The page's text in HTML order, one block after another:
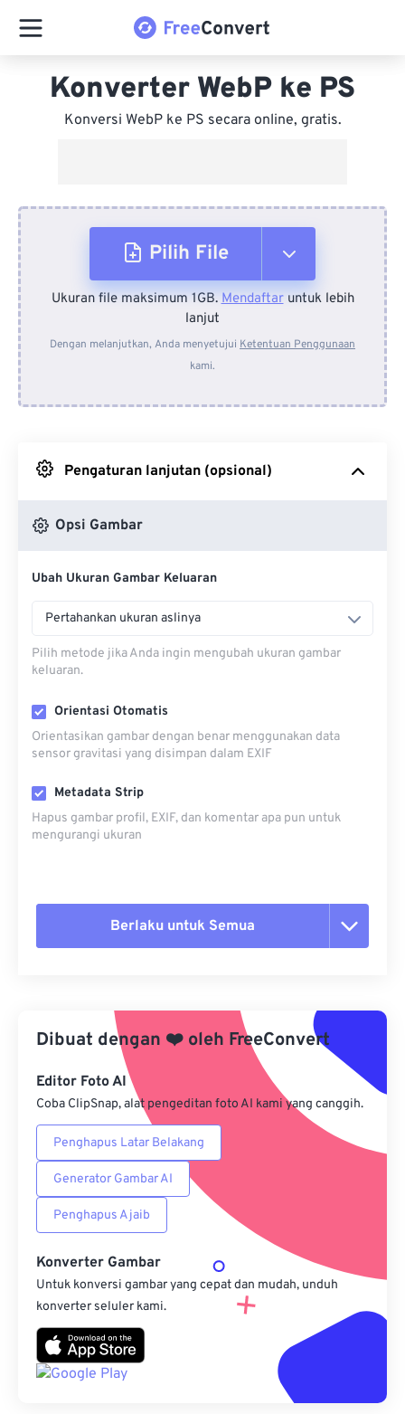
Konverter WebP ke PS
Konversi WebP ke PS secara online, gratis.
Pilih File
Dari Perangkat
Dari Dropbox
Ukuran file maksimum 1GB.Mendaftaruntuk lebih
lanjut
Dengan melanjutkan, Anda menyetujui Ketentuan Penggunaan
kami.
Pengaturan lanjutan (opsional)
Opsi Gambar
Ubah Ukuran Gambar Keluaran
Pertahankan ukuran aslinya
Pilih metode jika Anda ingin mengubah ukuran gambar
keluaran.
Orientasi Otomatis
Orientasikan gambar dengan benar menggunakan data
sensor gravitasi yang disimpan dalam EXIF
Metadata Strip
Hapus gambar profil, EXIF, dan komentar apa pun untuk
mengurangi ukuran
Berlaku untuk Semua
Terapkan dari Preset
Simpan sebagai Preset
Dibuat dengan ❤️ oleh FreeConvert
Editor Foto AI
Coba ClipSnap, alat pengeditan foto AI kami yang canggih.
Penghapus Latar Belakang
Generator Gambar AI
Penghapus Ajaib
Konverter Gambar
Untuk konversi gambar yang cepat dan mudah, unduh
konverter seluler kami.